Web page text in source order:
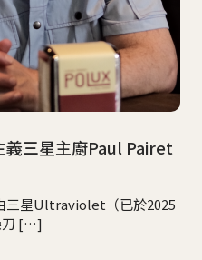
義三星主廚Paul Pairet
三星Ultraviolet（已於2025
刀 […]